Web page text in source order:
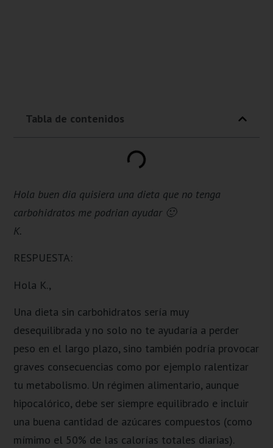
Tabla de contenidos
Hola buen dia quisiera una dieta que no tenga
carbohidratos me podrian ayudar 🙂
K.
RESPUESTA:
Hola K.,
Una dieta sin carbohidratos sería muy
desequilibrada y no solo no te ayudaría a perder
peso en el largo plazo, sino también podría provocar
graves consecuencias como por ejemplo ralentizar
tu metabolismo. Un régimen alimentario, aunque
hipocalórico, debe ser siempre equilibrado e incluir
una buena cantidad de azúcares compuestos (como
mímimo el 50% de las calorías totales diarias).